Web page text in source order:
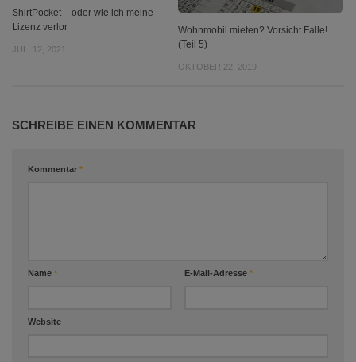
ShirtPocket – oder wie ich meine
Lizenz verlor
JULI 12, 2021
Wohnmobil mieten? Vorsicht Falle!
(Teil 5)
OKTOBER 22, 2019
SCHREIBE EINEN KOMMENTAR
Kommentar *
Name * E-Mail-Adresse *
Website